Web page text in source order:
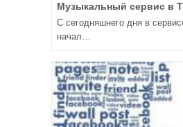
Музыкальный сервис в
С сегодняшнего дня в
начал…